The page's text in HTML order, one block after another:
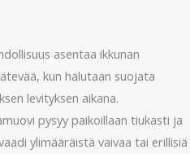
asentaa ikkunan
kun halutaan suojata
levityksen aikana.
pysyy paikoillaan tiukasti ja
ylimääräistä vaivaa tai erillisiä